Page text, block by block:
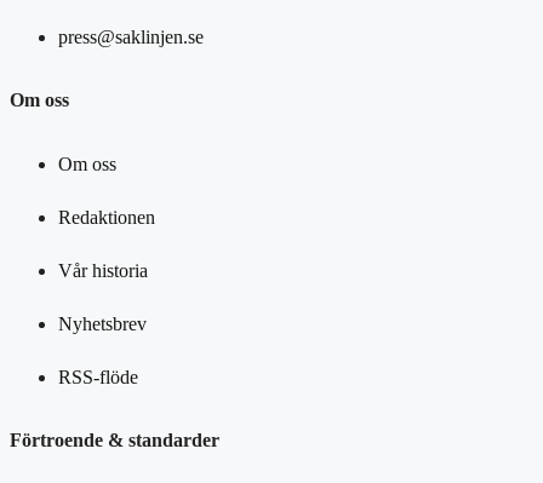
press@saklinjen.se
Om oss
Om oss
Redaktionen
Vår historia
Nyhetsbrev
RSS-flöde
Förtroende & standarder